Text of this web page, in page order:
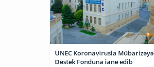
UNEC Koronavirusla Mübarizəyə
Dəstək Fonduna ianə edib